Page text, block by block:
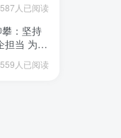
判会议
587人已阅读
攀：坚持
发力量”
559人已阅读